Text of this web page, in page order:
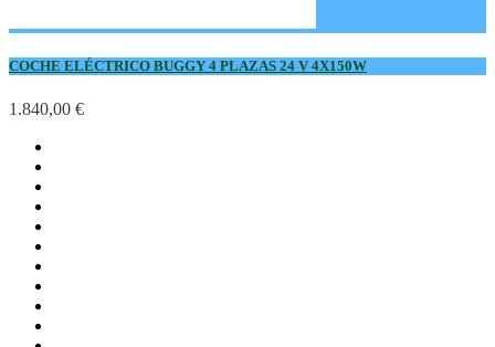
COCHE ELÉCTRICO BUGGY 4 PLAZAS 24 V 4X150W
1.840,00 €